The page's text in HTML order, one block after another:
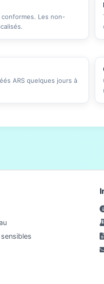
Les non-
ARS quelques jours à